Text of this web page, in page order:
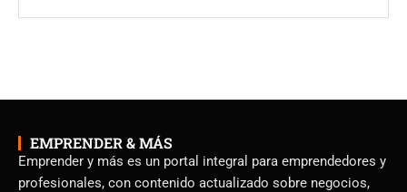
EMPRENDER & MÁS
Emprender y más es un portal integral para emprendedores y
profesionales, con contenido actualizado sobre negocios,